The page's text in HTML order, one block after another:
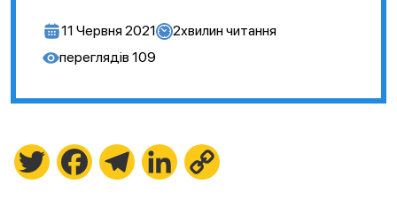
11 Червня 2021 2хвилин читання
переглядів 109
Twitter FacebookTelegramLinkedIn